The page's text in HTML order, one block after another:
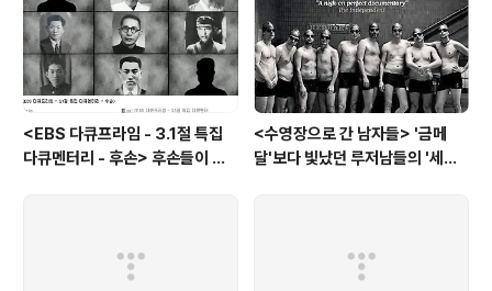
<EBS 다큐프라임 - 3.1절 특집
다큐멘터리 - 후손> 후손들이 말
<수영장으로 간 남자들> '금메
달'보다 빛났던 루저남들의 '세라